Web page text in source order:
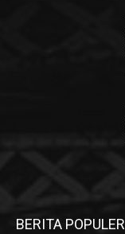
BERITA POPULER